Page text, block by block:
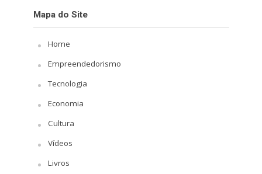
Mapa do Site
Home
Empreendedorismo
Tecnologia
Economia
Cultura
Vídeos
Livros